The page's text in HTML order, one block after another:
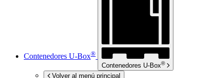
Contenedores U-Box®
Contenedores U-Box®
Volver al menú principal